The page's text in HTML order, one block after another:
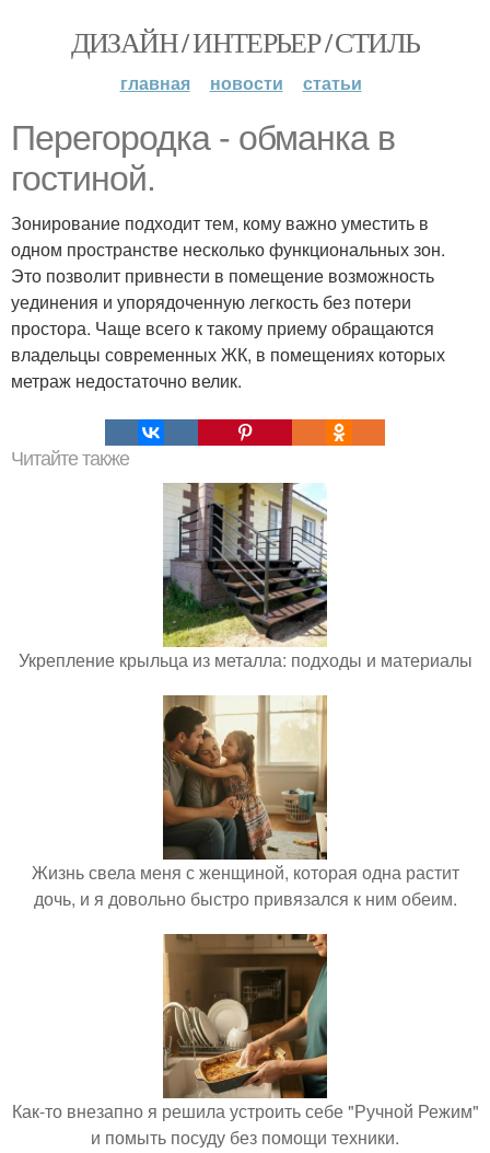
ДИЗАЙН / ИНТЕРЬЕР / СТИЛЬ
главная новости статьи
Перегородка - обманка в
гостиной.
Зонирование подходит тем, кому важно уместить в
одном пространстве несколько функциональных зон.
Это позволит привнести в помещение возможность
уединения и упорядоченную легкость без потери
простора. Чаще всего к такому приему обращаются
владельцы современных ЖК, в помещениях которых
метраж недостаточно велик.
Читайте также
Укрепление крыльца из металла: подходы и материалы
Жизнь свела меня с женщиной, которая одна растит
дочь, и я довольно быстро привязался к ним обеим.
Как-то внезапно я решила устроить себе "Ручной Режим"
и помыть посуду без помощи техники.